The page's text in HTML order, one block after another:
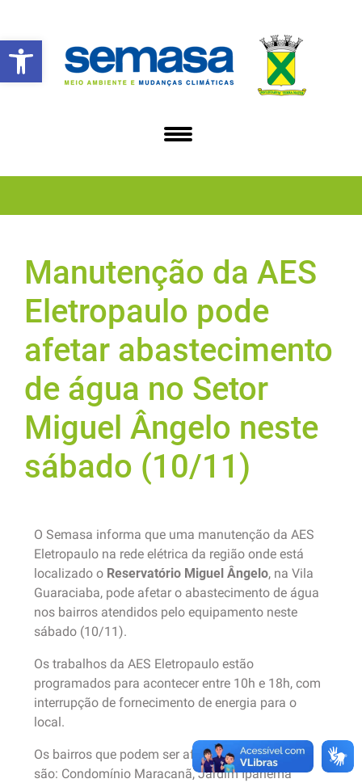
Abrir a barra de ferramentas
Manutenção da AES
Eletropaulo pode
afetar abastecimento
de água no Setor
Miguel Ângelo neste
sábado (10/11)
O Semasa informa que uma manutenção da AES
Eletropaulo na rede elétrica da região onde está
localizado o Reservatório Miguel Ângelo, na Vila
Guaraciaba, pode afetar o abastecimento de água
nos bairros atendidos pelo equipamento neste
sábado (10/11).
Os trabalhos da AES Eletropaulo estão
programados para acontecer entre 10h e 18h, com
interrupção de fornecimento de energia para o
local.
Os bairros que podem ser afetados
são: Condomínio Maracanã, Jardim Ipanema